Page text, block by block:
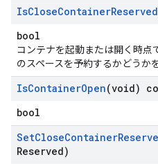
IsCloseContainerReserved
bool
コンテナを起動または開く時点
のスペースを予約するかどうか
IsContainerOpen(void)
bool
SetCloseContainer
Reserved)